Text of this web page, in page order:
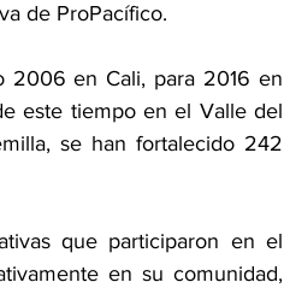
de ProPacífico.
2006 en Cali, para 2016 en
este tiempo en el Valle del
se han fortalecido 242
que participaron en el
en su comunidad,